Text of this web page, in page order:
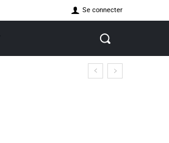
Se connecter